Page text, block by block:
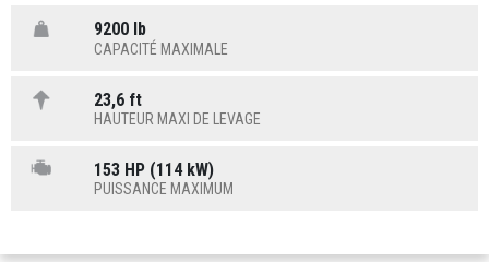
9200 lb
CAPACITÉ MAXIMALE
23,6 ft
HAUTEUR MAXI DE LEVAGE
153 HP (114 kW)
PUISSANCE MAXIMUM